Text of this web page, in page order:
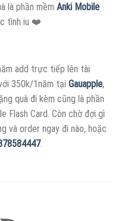
là phần mềm Anki Mobile
tình iu ❤️
add trực tiếp lên tài
350k/1năm tại Gauapple,
quà đi kèm cũng là phần
Flash Card. Còn chờ đợi gì
và order ngay đi nào, hoặc
.